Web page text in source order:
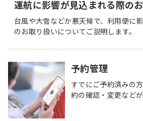
運航に影響が見込まれる際の
台風や大雪などか悪天候で、利用便に
のお取り扱いについてご説明します。
予約管理
すでにご予約済みの
約の確認・変更などが